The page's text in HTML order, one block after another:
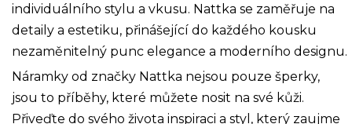
individuálního stylu a vkusu. Nattka se zaměřuje na
detaily a estetiku, přinášející do každého kousku
nezaměnitelný punc elegance a moderního designu.
Náramky od značky Nattka nejsou pouze šperky,
jsou to příběhy, které můžete nosit na své kůži.
Přiveďte do svého života inspiraci a styl, který zaujme